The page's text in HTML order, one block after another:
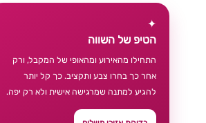
✦
הטיפ של השווה
התחילו מהאירוע ומהאופי של המקבל, ורק
אחר כך בחרו צבע ותקציב. כך קל יותר
להגיע למתנה שמרגישה אישית ולא רק יפה.